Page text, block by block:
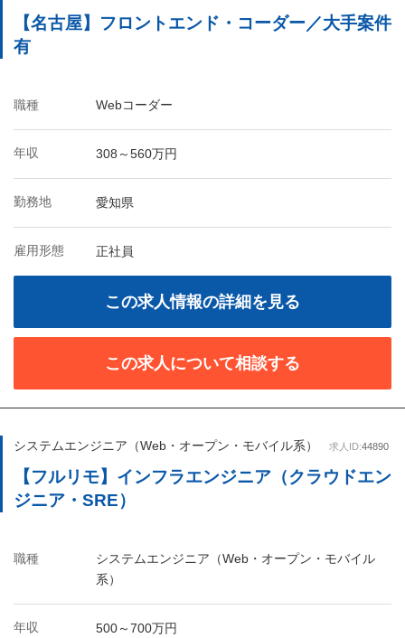
【名古屋】フロントエンド・コーダー／大手案件
有
職種 Webコーダー
年収 308～560万円
勤務地 愛知県
雇用形態 正社員
この求人情報の詳細を見る
この求人について相談する
システムエンジニア（Web・オープン・モバイル系） 求人ID:44890
【フルリモ】インフラエンジニア（クラウドエン
ジニア・SRE）
職種
システムエンジニア（Web・オープン・モバイル
系）
年収 500～700万円